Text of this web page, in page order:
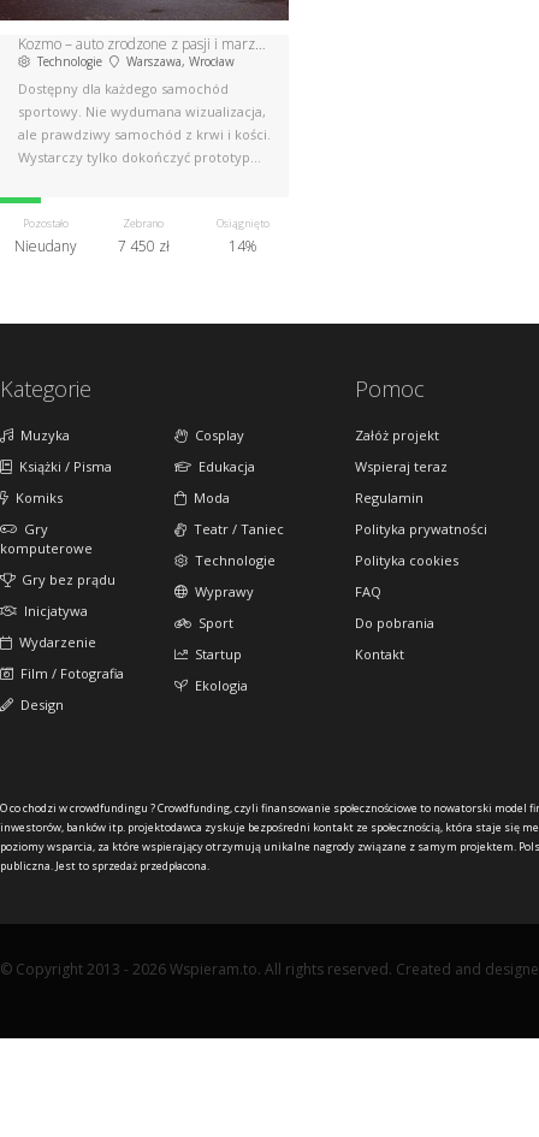
Kozmo – auto zrodzone z pasji i marzeń
Technologie Warszawa, Wrocław
Dostępny dla każdego samochód
sportowy. Nie wydumana wizualizacja,
ale prawdziwy samochód z krwi i kości.
Wystarczy tylko dokończyć prototyp…
Pozostało
Nieudany
Zebrano
7 450 zł
Osiągnięto
14%
Kategorie
Muzyka
Książki / Pisma
Komiks
Gry
komputerowe
Gry bez prądu
Inicjatywa
Wydarzenie
Film / Fotografia
Design
Cosplay
Edukacja
Moda
Teatr / Taniec
Technologie
Wyprawy
Sport
Startup
Ekologia
Pomoc
Załóż projekt
Wspieraj teraz
Regulamin
Polityka prywatności
Polityka cookies
FAQ
Do pobrania
Kontakt
O co chodzi w crowdfundingu ?Crowdfunding, czyli finansowanie społecznościowe to nowatorski model
inwestorów, banków itp. projektodawca zyskuje bezpośredni kontakt ze społecznością, która staje się
poziomy wsparcia, za które wspierający otrzymują unikalne nagrody związane z samym projektem.
publiczna. Jest to sprzedaż przedpłacona.
© Copyright 2013 - 2026 Wspieram.to. All rights reserved. Created and